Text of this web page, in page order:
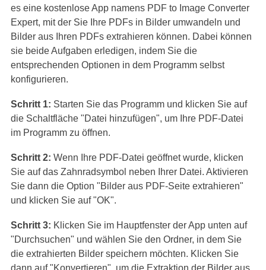
es eine kostenlose App namens PDF to Image Converter
Expert, mit der Sie Ihre PDFs in Bilder umwandeln und
Bilder aus Ihren PDFs extrahieren können. Dabei können
sie beide Aufgaben erledigen, indem Sie die
entsprechenden Optionen in dem Programm selbst
konfigurieren.
Schritt 1: Starten Sie das Programm und klicken Sie auf
die Schaltfläche "Datei hinzufügen", um Ihre PDF-Datei
im Programm zu öffnen.
Schritt 2: Wenn Ihre PDF-Datei geöffnet wurde, klicken
Sie auf das Zahnradsymbol neben Ihrer Datei. Aktivieren
Sie dann die Option "Bilder aus PDF-Seite extrahieren"
und klicken Sie auf "OK".
Schritt 3: Klicken Sie im Hauptfenster der App unten auf
"Durchsuchen" und wählen Sie den Ordner, in dem Sie
die extrahierten Bilder speichern möchten. Klicken Sie